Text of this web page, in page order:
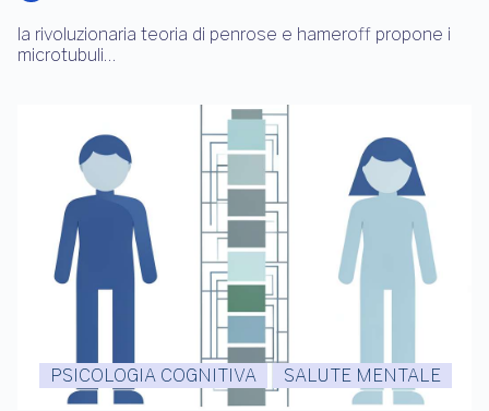
la rivoluzionaria teoria di penrose e hameroff propone i
microtubuli…
PSICOLOGIA COGNITIVA SALUTE MENTALE